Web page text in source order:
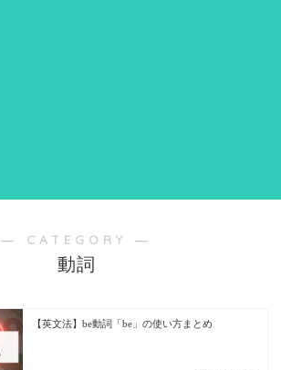
― CATEGORY ―
動詞
【英文法】be動詞「be」の使い方まとめ